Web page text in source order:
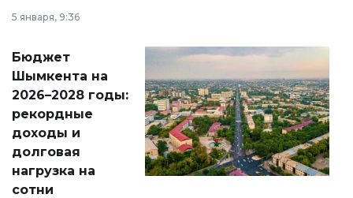
принести
народу
Венесуэлы.
5 января, 9:36
Бюджет
Шымкента на
2026–2028 годы:
рекордные
доходы и
долговая
нагрузка на
сотни